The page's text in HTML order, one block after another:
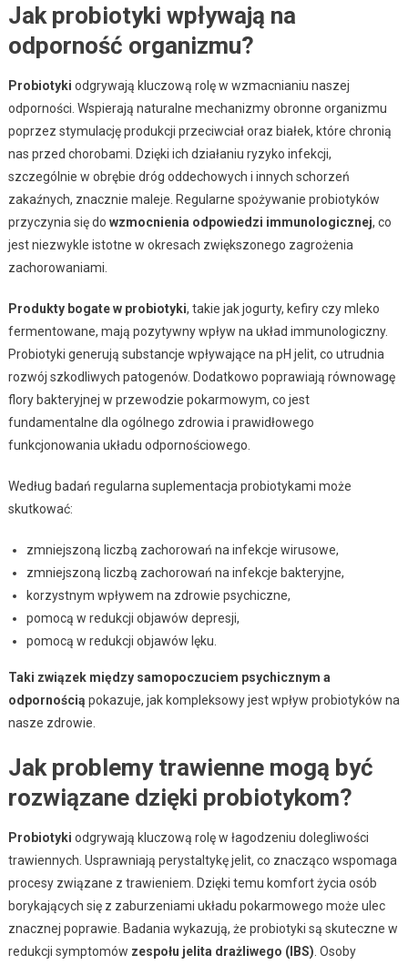
Jak probiotyki wpływają na
odporność organizmu?
Probiotyki odgrywają kluczową rolę w wzmacnianiu naszej
odporności. Wspierają naturalne mechanizmy obronne organizmu
poprzez stymulację produkcji przeciwciał oraz białek, które chronią
nas przed chorobami. Dzięki ich działaniu ryzyko infekcji,
szczególnie w obrębie dróg oddechowych i innych schorzeń
zakaźnych, znacznie maleje. Regularne spożywanie probiotyków
przyczynia się do wzmocnienia odpowiedzi immunologicznej, co
jest niezwykle istotne w okresach zwiększonego zagrożenia
zachorowaniami.
Produkty bogate w probiotyki, takie jak jogurty, kefiry czy mleko
fermentowane, mają pozytywny wpływ na układ immunologiczny.
Probiotyki generują substancje wpływające na pH jelit, co utrudnia
rozwój szkodliwych patogenów. Dodatkowo poprawiają równowagę
flory bakteryjnej w przewodzie pokarmowym, co jest
fundamentalne dla ogólnego zdrowia i prawidłowego
funkcjonowania układu odpornościowego.
Według badań regularna suplementacja probiotykami może
skutkować:
zmniejszoną liczbą zachorowań na infekcje wirusowe,
zmniejszoną liczbą zachorowań na infekcje bakteryjne,
korzystnym wpływem na zdrowie psychiczne,
pomocą w redukcji objawów depresji,
pomocą w redukcji objawów lęku.
Taki związek między samopoczuciem psychicznym a
odpornością pokazuje, jak kompleksowy jest wpływ probiotyków na
nasze zdrowie.
Jak problemy trawienne mogą być
rozwiązane dzięki probiotykom?
Probiotyki odgrywają kluczową rolę w łagodzeniu dolegliwości
trawiennych. Usprawniają perystaltykę jelit, co znacząco wspomaga
procesy związane z trawieniem. Dzięki temu komfort życia osób
borykających się z zaburzeniami układu pokarmowego może ulec
znacznej poprawie. Badania wykazują, że probiotyki są skuteczne w
redukcji symptomów zespołu jelita drażliwego (IBS) . Osoby